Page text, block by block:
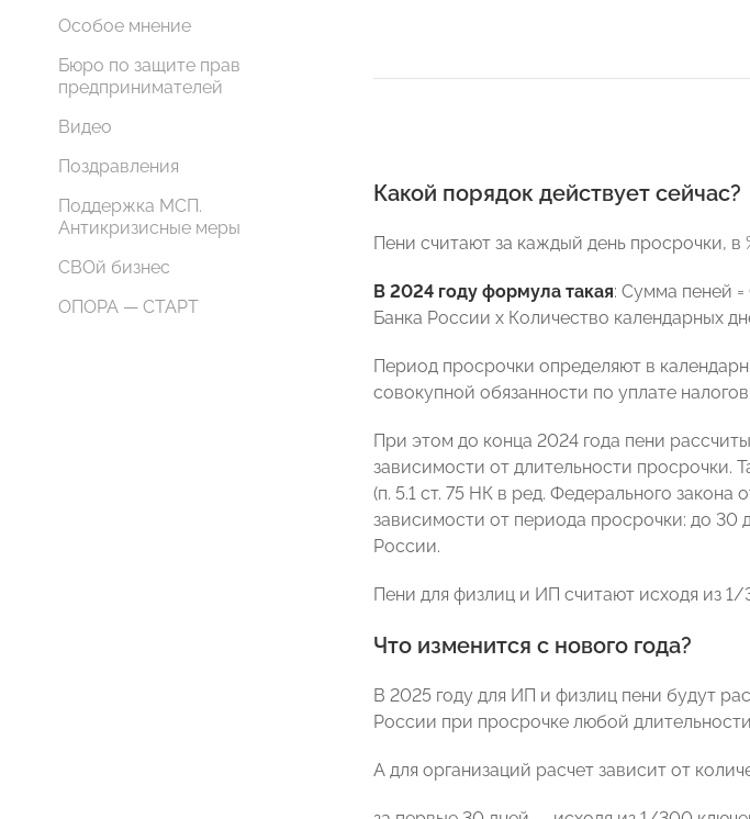
Особое мнение
Бюро по защите прав
предпринимателей
Видео
Поздравления
Поддержка МСП.
Антикризисные меры
СВОй бизнес
ОПОРА — СТАРТ
Какой порядок действует сейчас?
Пени считают за каждый день просрочки, в
В 2024 году формула такая: Сумма пеней
Банка России x Количество календарных
Период просрочки определяют в
совокупной обязанности по уплате
При этом до конца 2024 года пени
зависимости от длительности просрочки.
(п. 5.1 ст. 75 НК в ред. Федерального
зависимости от периода просрочки: до 30
России.
Пени для физлиц и ИП считают исходя из
Что изменится с нового года?
В 2025 году для ИП и физлиц пени будут
России при просрочке любой
А для организаций расчет зависит от